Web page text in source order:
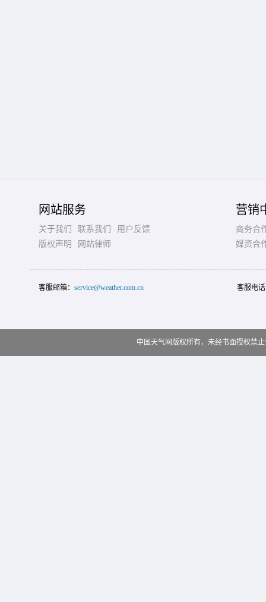
网站服务
关于我们 联系我们
用户反馈
版权声明
网站律师
营销
商务合
媒资合
客服邮箱： service@weather.com.cn 客服电
中国天气网版权所有，未经书面授权